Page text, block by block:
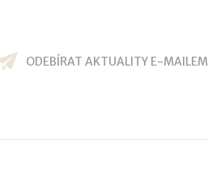
ODEBÍRAT AKTUALITY E-MAILEM